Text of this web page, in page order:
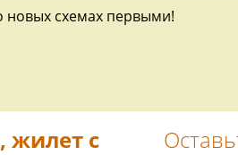
новых схемах первыми!
жилет с